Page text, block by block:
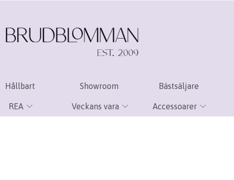
Hållbart Showroom Bästsäljare
REA Veckans vara Accessoarer